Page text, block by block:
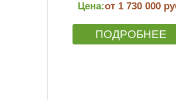
Цена:от 1 730 000
ПОДРОБНЕЕ